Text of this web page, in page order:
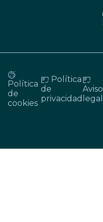
Política
de
cookies
Política
de
privacidad
Aviso
legal